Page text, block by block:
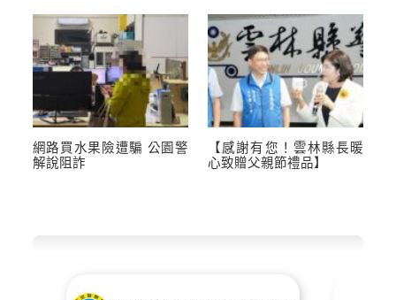
網路買水果險遭騙 公園警
解說阻詐
【感謝有您！雲林縣長暖
心致贈父親節禮品】